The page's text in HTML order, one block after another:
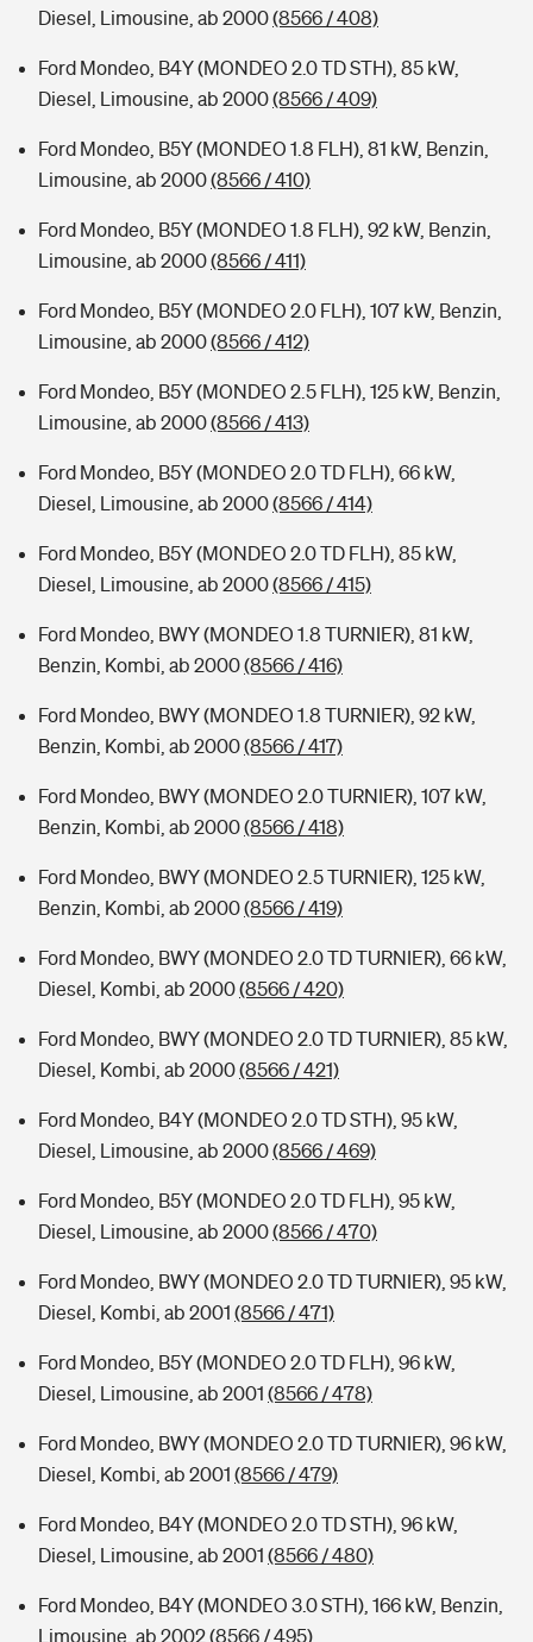
Diesel, Limousine, ab 2000(8566 / 408)
Ford Mondeo, B4Y (MONDEO 2.0 TD STH), 85 kW,
Diesel, Limousine, ab 2000(8566 / 409)
Ford Mondeo, B5Y (MONDEO 1.8 FLH), 81 kW, Benzin,
Limousine, ab 2000(8566 / 410)
Ford Mondeo, B5Y (MONDEO 1.8 FLH), 92 kW, Benzin,
Limousine, ab 2000(8566 / 411)
Ford Mondeo, B5Y (MONDEO 2.0 FLH), 107 kW, Benzin,
Limousine, ab 2000(8566 / 412)
Ford Mondeo, B5Y (MONDEO 2.5 FLH), 125 kW, Benzin,
Limousine, ab 2000(8566 / 413)
Ford Mondeo, B5Y (MONDEO 2.0 TD FLH), 66 kW,
Diesel, Limousine, ab 2000(8566 / 414)
Ford Mondeo, B5Y (MONDEO 2.0 TD FLH), 85 kW,
Diesel, Limousine, ab 2000(8566 / 415)
Ford Mondeo, BWY (MONDEO 1.8 TURNIER), 81 kW,
Benzin, Kombi, ab 2000(8566 / 416)
Ford Mondeo, BWY (MONDEO 1.8 TURNIER), 92 kW,
Benzin, Kombi, ab 2000(8566 / 417)
Ford Mondeo, BWY (MONDEO 2.0 TURNIER), 107 kW,
Benzin, Kombi, ab 2000(8566 / 418)
Ford Mondeo, BWY (MONDEO 2.5 TURNIER), 125 kW,
Benzin, Kombi, ab 2000(8566 / 419)
Ford Mondeo, BWY (MONDEO 2.0 TD TURNIER), 66 kW,
Diesel, Kombi, ab 2000(8566 / 420)
Ford Mondeo, BWY (MONDEO 2.0 TD TURNIER), 85 kW,
Diesel, Kombi, ab 2000(8566 / 421)
Ford Mondeo, B4Y (MONDEO 2.0 TD STH), 95 kW,
Diesel, Limousine, ab 2000(8566 / 469)
Ford Mondeo, B5Y (MONDEO 2.0 TD FLH), 95 kW,
Diesel, Limousine, ab 2000(8566 / 470)
Ford Mondeo, BWY (MONDEO 2.0 TD TURNIER), 95 kW,
Diesel, Kombi, ab 2001 (8566 / 471)
Ford Mondeo, B5Y (MONDEO 2.0 TD FLH), 96 kW,
Diesel, Limousine, ab 2001 (8566 / 478)
Ford Mondeo, BWY (MONDEO 2.0 TD TURNIER), 96 kW,
Diesel, Kombi, ab 2001 (8566 / 479)
Ford Mondeo, B4Y (MONDEO 2.0 TD STH), 96 kW,
Diesel, Limousine, ab 2001 (8566 / 480)
Ford Mondeo, B4Y (MONDEO 3.0 STH), 166 kW, Benzin,
Limousine, ab 2002(8566 / 495)